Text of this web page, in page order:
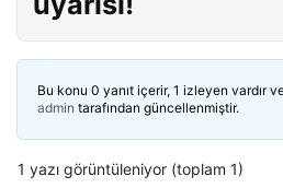
Bu konu 0 yanıt içerir, 1 izleyen vardır
admin tarafından güncellenmiştir.
1 yazı görüntüleniyor (toplam 1)